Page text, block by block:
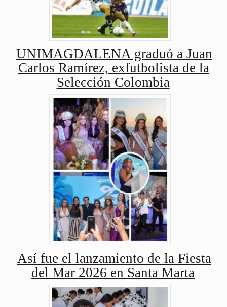
UNIMAGDALENA graduó a Juan
Carlos Ramírez, exfutbolista de la
Selección Colombia
Así fue el lanzamiento de la Fiesta
del Mar 2026 en Santa Marta